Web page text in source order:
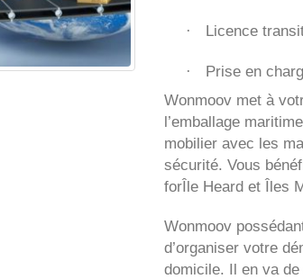
· Licence
·
Prise en
Wonmoov met à
l’emballage
mobilier avec les
sécurité. Vous
forÎle Heard et Îles
Wonmoov
d’organiser votre
domicile. Il en va